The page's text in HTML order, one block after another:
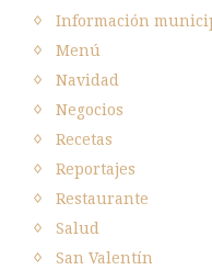
Información
Menú
Navidad
Negocios
Recetas
Reportajes
Restaurante
Salud
San Valentín